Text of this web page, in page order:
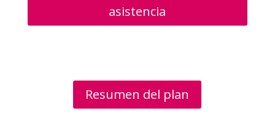
asistencia
Resumen del plan